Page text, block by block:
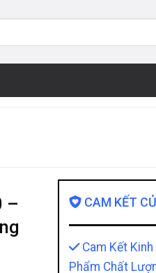
–
CAM KẾT
Cam Kết Kinh
Phẩm Chất